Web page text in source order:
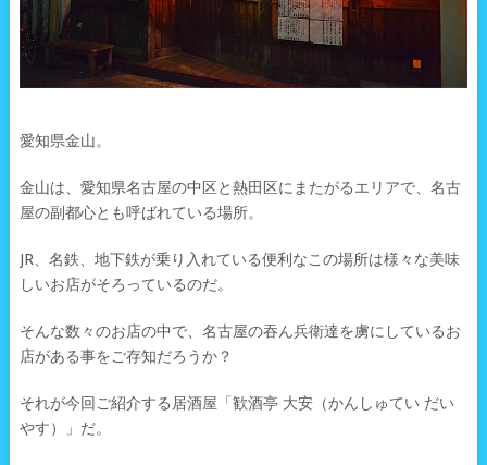
愛知県金山。
金山は、愛知県名古屋の中区と熱田区にまたがるエリアで、名古
屋の副都心とも呼ばれている場所。
JR、名鉄、地下鉄が乗り入れている便利なこの場所は様々な美味
しいお店がそろっているのだ。
そんな数々のお店の中で、名古屋の吞ん兵衛達を虜にしているお
店がある事をご存知だろうか？
それが今回ご紹介する居酒屋「歓酒亭 大安（かんしゅてい だい
やす）」だ。